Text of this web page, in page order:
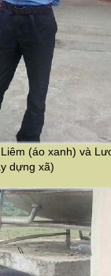
(áo xanh) và
dựng xã)